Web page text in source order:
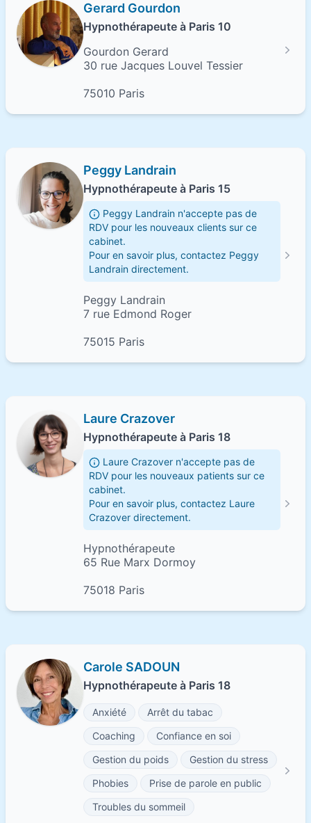
Gerard Gourdon
Hypnothérapeute à Paris 10
Gourdon Gerard
30 rue Jacques Louvel Tessier
75010 Paris
Peggy Landrain
Hypnothérapeute à Paris 15
Peggy Landrain n'accepte pas de
RDV pour les nouveaux clients sur ce
cabinet.
Pour en savoir plus, contactez Peggy
Landrain directement.
Peggy Landrain
7 rue Edmond Roger
75015 Paris
Laure Crazover
Hypnothérapeute à Paris 18
Laure Crazover n'accepte pas de
RDV pour les nouveaux patients sur ce
cabinet.
Pour en savoir plus, contactez Laure
Crazover directement.
Hypnothérapeute
65 Rue Marx Dormoy
75018 Paris
Carole SADOUN
Hypnothérapeute à Paris 18
Anxiété
Arrêt du tabac
Coaching
Confiance en soi
Gestion du poids
Gestion du stress
Phobies
Prise de parole en public
Troubles du sommeil